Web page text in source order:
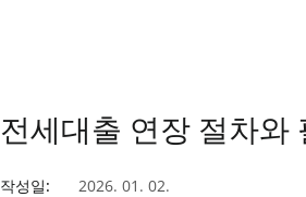
전세대출 연장 절차와
작성일:
2026. 01. 02.